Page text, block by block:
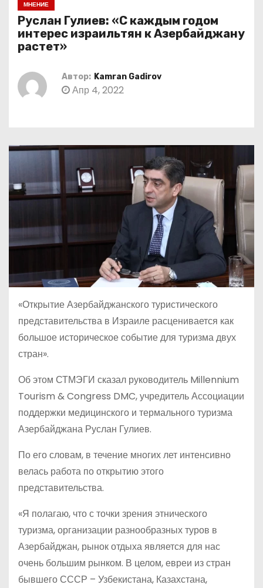
МНЕНИЕ
Руслан Гулиев: «С каждым годом
интерес израильтян к Азербайджану
растет»
Автор: Kamran Gadirov
Апр 4, 2022
«Открытие Азербайджанского туристического
представительства в Израиле расценивается как
большое историческое событие для туризма двух
стран».
Об этом СТМЭГИ сказал руководитель Millennium
Tourism & Congress DMC, учредитель Ассоциации
поддержки медицинского и термального туризма
Азербайджана Руслан Гулиев.
По его словам, в течение многих лет интенсивно
велась работа по открытию этого
представительства.
«Я полагаю, что с точки зрения этнического
туризма, организации разнообразных туров в
Азербайджан, рынок отдыха является для нас
очень большим рынком. В целом, евреи из стран
бывшего СССР – Узбекистана, Казахстана,